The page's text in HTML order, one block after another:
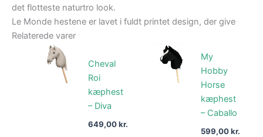
det flotteste naturtro look.
Le Monde hestene er lavet i fuldt printet design, der give
Relaterede varer
Cheval
Roi
kæphest
– Diva
649,00kr.
My
Hobby
Horse
kæphest
– Caballo
599,00kr.